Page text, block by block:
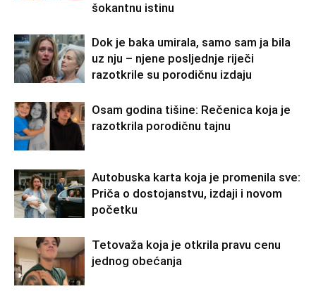
šokantnu istinu
Dok je baka umirala, samo sam ja bila
uz nju – njene posljednje riječi
razotkrile su porodičnu izdaju
Osam godina tišine: Rečenica koja je
razotkrila porodičnu tajnu
Autobuska karta koja je promenila sve:
Priča o dostojanstvu, izdaji i novom
početku
Tetovaža koja je otkrila pravu cenu
jednog obećanja